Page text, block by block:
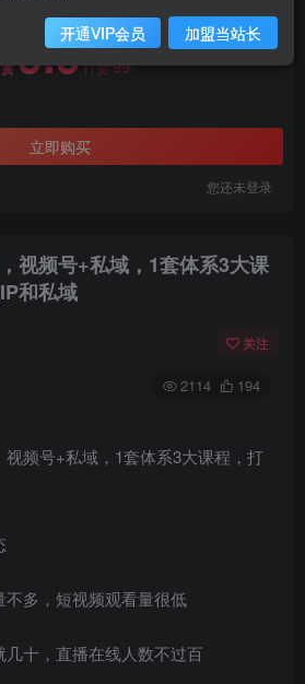
后查看
9.9打赏99
立即购买
您还未登录
视频号+私域​，1套体系3大课
和私域
关注
2114 194
多，短视频观看量很低
十，直播在线人数不过百
开通VIP会员 加盟当站长